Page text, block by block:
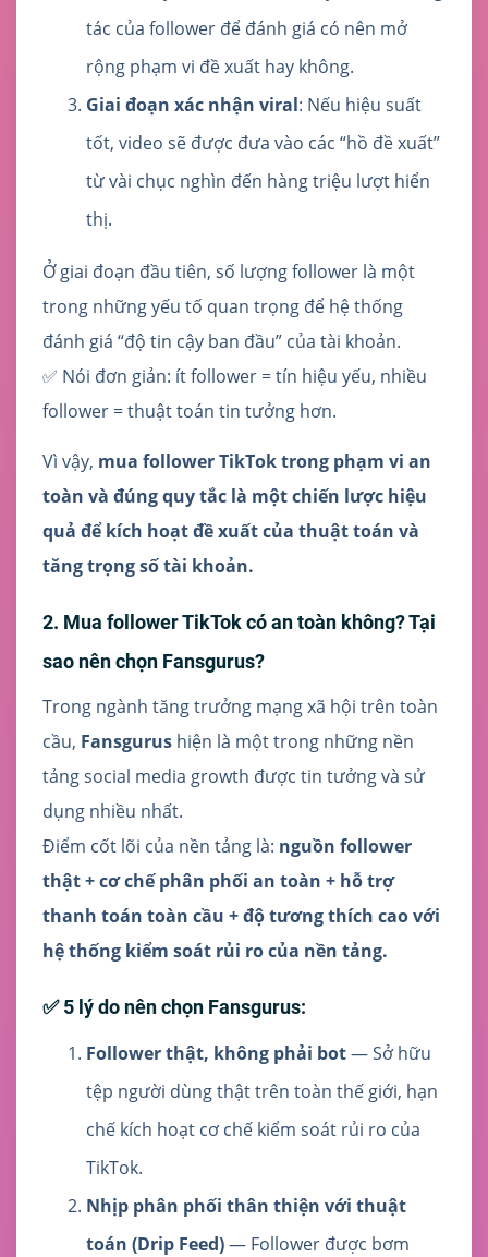
tác của follower để đánh giá có nên mở
rộng phạm vi đề xuất hay không.
Giai đoạn xác nhận viral: Nếu hiệu suất
tốt, video sẽ được đưa vào các “hồ đề xuất”
từ vài chục nghìn đến hàng triệu lượt hiển
thị.
Ở giai đoạn đầu tiên, số lượng follower là một
trong những yếu tố quan trọng để hệ thống
đánh giá “độ tin cậy ban đầu” của tài khoản.
✅ Nói đơn giản: ít follower = tín hiệu yếu, nhiều
follower = thuật toán tin tưởng hơn.
Vì vậy, mua follower TikTok trong phạm vi an
toàn và đúng quy tắc là một chiến lược hiệu
quả để kích hoạt đề xuất của thuật toán và
tăng trọng số tài khoản.
2. Mua follower TikTok có an toàn không? Tại
sao nên chọn Fansgurus?
Trong ngành tăng trưởng mạng xã hội trên toàn
cầu, Fansgurus hiện là một trong những nền
tảng social media growth được tin tưởng và sử
dụng nhiều nhất.
Điểm cốt lõi của nền tảng là: nguồn follower
thật + cơ chế phân phối an toàn + hỗ trợ
thanh toán toàn cầu + độ tương thích cao với
hệ thống kiểm soát rủi ro của nền tảng.
✅ 5 lý do nên chọn Fansgurus:
Follower thật, không phải bot— Sở hữu
tệp người dùng thật trên toàn thế giới, hạn
chế kích hoạt cơ chế kiểm soát rủi ro của
TikTok.
Nhịp phân phối thân thiện với thuật
toán (Drip Feed)— Follower được bơm